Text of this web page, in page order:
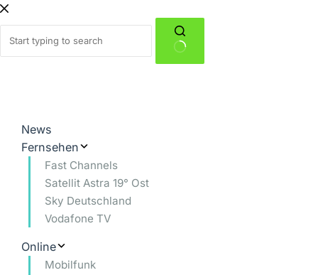
Zum
Inhalt
springen
News
Fernsehen
Fast Channels
Satellit Astra 19° Ost
Sky Deutschland
Vodafone TV
Online
Mobilfunk